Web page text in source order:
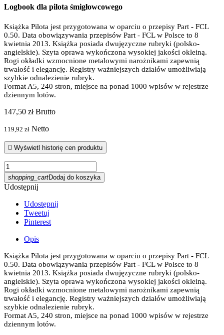
Logbook dla pilota śmigłowcowego
Książka Pilota jest przygotowana w oparciu o przepisy Part - FCL
0.50. Data obowiązywania przepisów Part - FCL w Polsce to 8
kwietnia 2013. Książka posiada dwujęzyczne rubryki (polsko-
angielskie). Szyta oprawa wykończona wysokiej jakości okleiną.
Rogi okładki wzmocnione metalowymi narożnikami zapewnią
trwałość i elegancję. Registry ważniejszych działów umożliwiają
szybkie odnalezienie rubryk.
Format A5, 240 stron, miejsce na ponad 1000 wpisów w rejestrze
dziennym lotów.
147,50 złBrutto
119,92 zł Netto
 Wyświetl historię cen produktu
shopping_cartDodaj do koszyka
Udostępnij
Udostępnij
Tweetuj
Pinterest
Opis
Książka Pilota jest przygotowana w oparciu o przepisy Part - FCL
0.50. Data obowiązywania przepisów Part - FCL w Polsce to 8
kwietnia 2013. Książka posiada dwujęzyczne rubryki (polsko-
angielskie). Szyta oprawa wykończona wysokiej jakości okleiną.
Rogi okładki wzmocnione metalowymi narożnikami zapewnią
trwałość i elegancję. Registry ważniejszych działów umożliwiają
szybkie odnalezienie rubryk.
Format A5, 240 stron, miejsce na ponad 1000 wpisów w rejestrze
dziennym lotów.